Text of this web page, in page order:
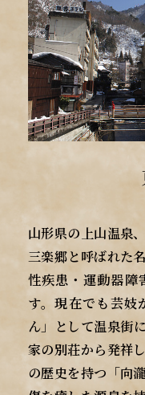
山形県の上山温泉
三楽郷と呼ばれた
性疾患・運動器障
す。現在でも芸妓
ん」として温泉街
家の別荘から発祥
の歴史を持つ「向